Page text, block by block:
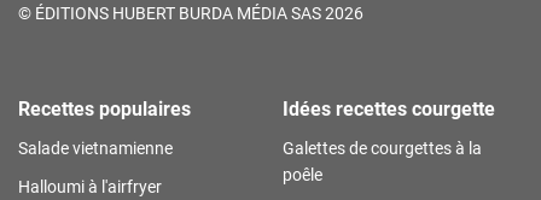
© ÉDITIONS HUBERT BURDA MÉDIA SAS 2026
Recettes populaires
Salade vietnamienne
Halloumi à l'airfryer
Idées recettes courgette
Galettes de courgettes à la
poêle